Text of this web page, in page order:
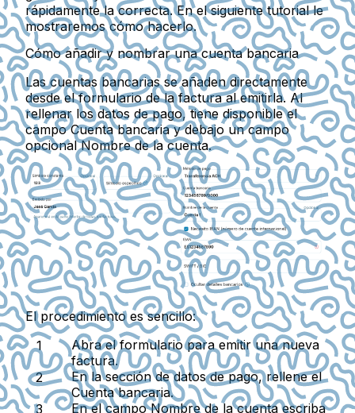
rápidamente la correcta. En el siguiente tutorial le
mostraremos cómo hacerlo.
Cómo añadir y nombrar una cuenta bancaria
Las cuentas bancarias se añaden directamente
desde el formulario de la factura al emitirla. Al
rellenar los datos de pago, tiene disponible el
campoCuenta bancariay debajo un campo
opcionalNombre de la cuenta.
El procedimiento es sencillo:
Abra el formulario para emitir una nueva
factura.
En la sección de datos de pago, rellene el
Cuenta bancaria.
En el campoNombre de la cuentaescriba